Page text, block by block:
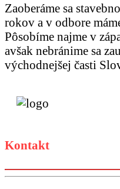
Zaoberáme sa
rokov a v odbore
Pôsobíme najme v
avšak nebránime sa
východnejšej časti
Kontakt